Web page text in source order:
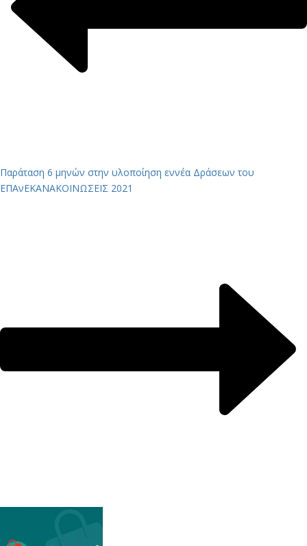
Παράταση 6 μηνών στην υλοποίηση εννέα Δράσεων του
ΕΠΑνΕΚΑΝΑΚΟΙΝΩΣΕΙΣ 2021